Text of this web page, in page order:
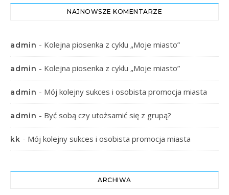
NAJNOWSZE KOMENTARZE
admin - Kolejna piosenka z cyklu „Moje miasto”
admin - Kolejna piosenka z cyklu „Moje miasto”
admin - Mój kolejny sukces i osobista promocja miasta
admin - Być sobą czy utożsamić się z grupą?
kk - Mój kolejny sukces i osobista promocja miasta
ARCHIWA